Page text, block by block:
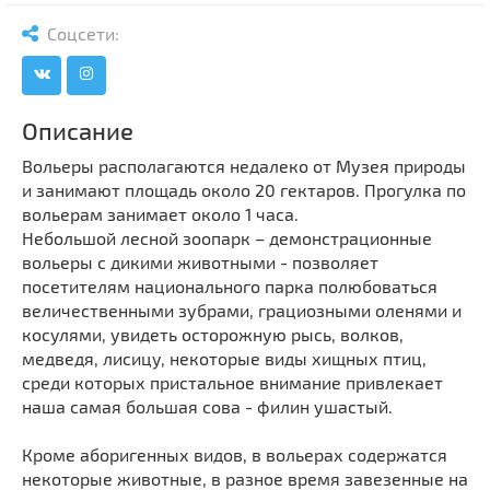
Синагоги
Часовни
Кладбище
Культурные центры
Театры
Галереи
Концертные залы
Соцсети:
Описание
Вольеры располагаются недалеко от Музея природы
и занимают площадь около 20 гектаров. Прогулка по
вольерам занимает около 1 часа.
Небольшой лесной зоопарк – демонстрационные
вольеры с дикими животными - позволяет
посетителям национального парка полюбоваться
величественными зубрами, грациозными оленями и
косулями, увидеть осторожную рысь, волков,
медведя, лисицу, некоторые виды хищных птиц,
среди которых пристальное внимание привлекает
наша самая большая сова - филин ушастый.
Кроме аборигенных видов, в вольерах содержатся
некоторые животные, в разное время завезенные на